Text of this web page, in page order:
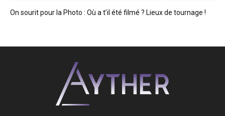
On sourit pour la Photo : Où a t’il été filmé ? Lieux de tournage !